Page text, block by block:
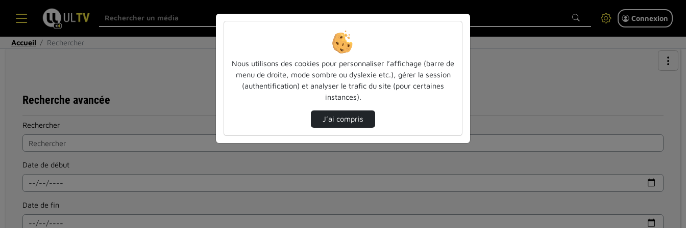
Connexion
Accueil Rechercher
Recherche avancée
Rechercher
Date de début
Date de fin
Nous utilisons des cookies pour personnaliser l’affichage (barre de
menu de droite, mode sombre ou dyslexie etc.), gérer la session
(authentification) et analyser le trafic du site (pour certaines
instances).
J’ai compris